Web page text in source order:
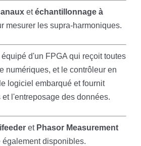
etéchantillonnage à
mesurer les supra-harmoniques.
d'un FPGA qui reçoit toutes
numériques, et le contrôleur en
logiciel embarqué et fournit
l'entreposage des données.
et Phasor Measurement
disponibles.